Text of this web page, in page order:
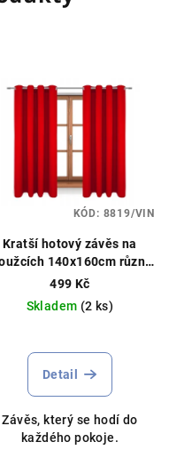
Kratší hotový závěs na
140x160cm různé
barvy
499 Kč
Skladem (2 ks)
hodnocení
produktu
z
5
Detail
Závěs, který se hodí do
každého pokoje.
KÓD: 8819/VIN